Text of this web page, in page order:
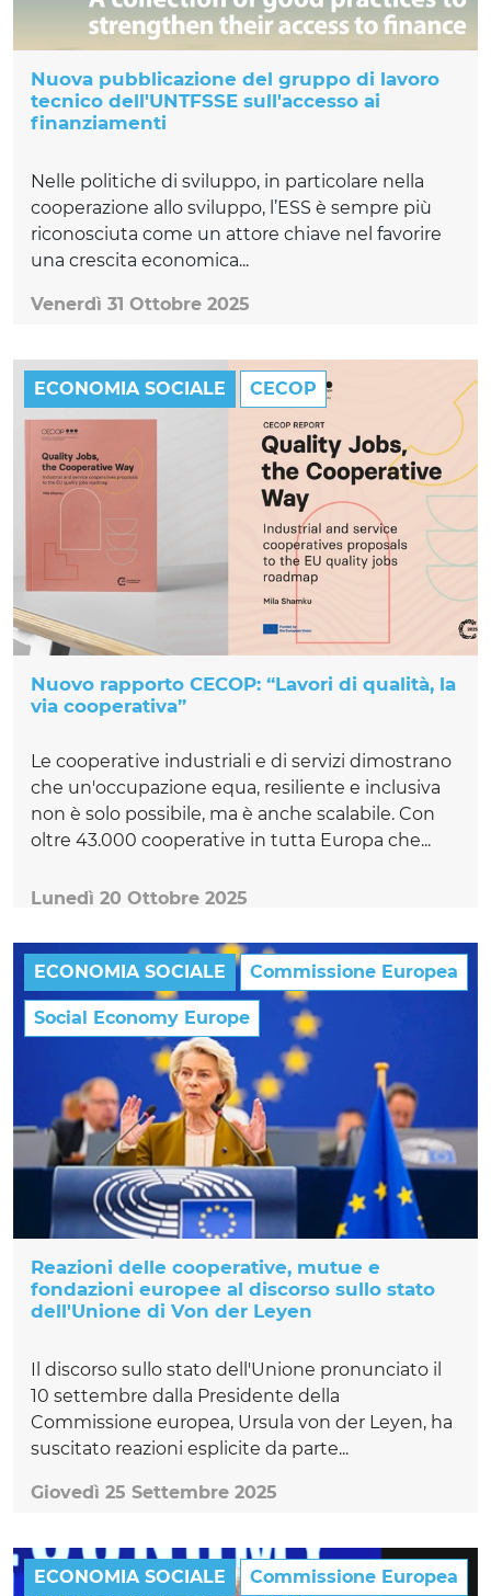
Nuova pubblicazione del gruppo di lavoro
tecnico dell'UNTFSSE sull'accesso ai
finanziamenti
Nelle politiche di sviluppo, in particolare nella
cooperazione allo sviluppo, l’ESS è sempre più
riconosciuta come un attore chiave nel favorire
una crescita economica...
Venerdì 31 Ottobre 2025
ECONOMIA SOCIALE CECOP
Nuovo rapporto CECOP: “Lavori di qualità, la
via cooperativa”
Le cooperative industriali e di servizi dimostrano
che un'occupazione equa, resiliente e inclusiva
non è solo possibile, ma è anche scalabile. Con
oltre 43.000 cooperative in tutta Europa che...
Lunedì 20 Ottobre 2025
ECONOMIA SOCIALE Commissione Europea
Social Economy Europe
Reazioni delle cooperative, mutue e
fondazioni europee al discorso sullo stato
dell'Unione di Von der Leyen
Il discorso sullo stato dell'Unione pronunciato il
10 settembre dalla Presidente della
Commissione europea, Ursula von der Leyen, ha
suscitato reazioni esplicite da parte...
Giovedì 25 Settembre 2025
ECONOMIA SOCIALE Commissione Europea